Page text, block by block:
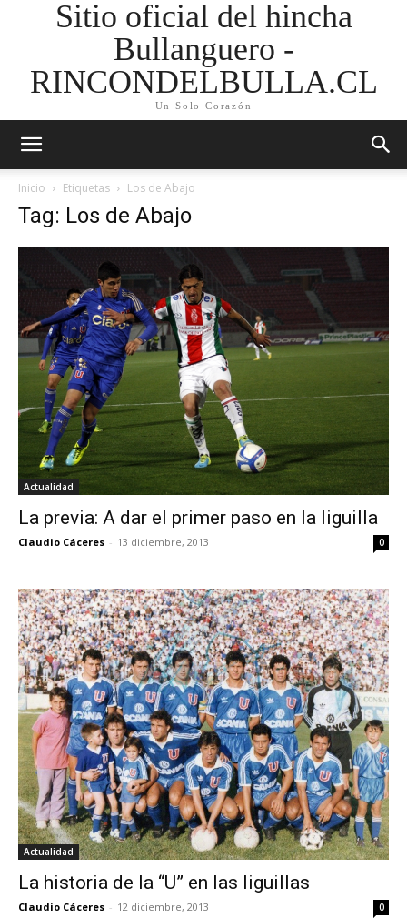
Sitio oficial del hincha
Bullanguero -
RINCONDELBULLA.CL
Un Solo Corazón
Inicio Etiquetas Los de Abajo
Tag: Los de Abajo
Actualidad
La previa: A dar el primer paso en la liguilla
Claudio Cáceres - 13 diciembre, 2013 0
Actualidad
La historia de la “U” en las liguillas
Claudio Cáceres - 12 diciembre, 2013 0